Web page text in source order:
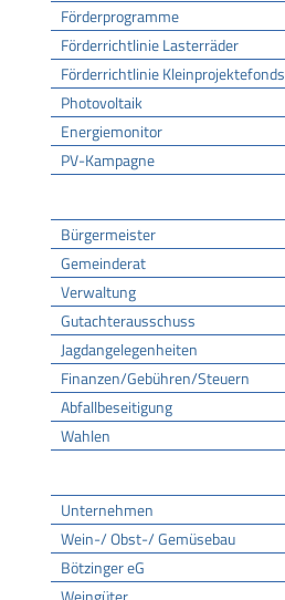
Förderprogramme
Förderrichtlinie Lasterräder
Förderrichtlinie Kleinprojektefonds
Photovoltaik
Energiemonitor
PV-Kampagne
Bürgermeister
Gemeinderat
Verwaltung
Gutachterausschuss
Jagdangelegenheiten
Finanzen/Gebühren/Steuern
Abfallbeseitigung
Wahlen
Unternehmen
Wein-/ Obst-/ Gemüsebau
Bötzinger eG